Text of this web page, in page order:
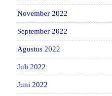
November 2022
September 2022
Agustus 2022
Juli 2022
Juni 2022